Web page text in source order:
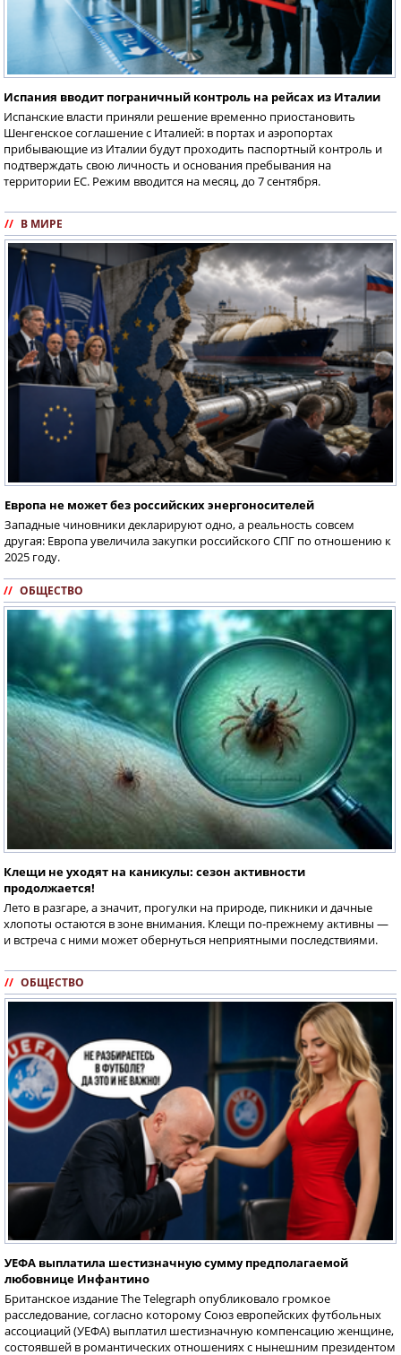
Испания вводит пограничный контроль на рейсах из Италии
Испанские власти приняли решение временно приостановить
Шенгенское соглашение с Италией: в портах и аэропортах
прибывающие из Италии будут проходить паспортный контроль и
подтверждать свою личность и основания пребывания на
территории ЕС. Режим вводится на месяц, до 7 сентября.
// В МИРЕ
Европа не может без российских энергоносителей
Западные чиновники декларируют одно, а реальность совсем
другая: Европа увеличила закупки российского СПГ по отношению к
2025 году.
// ОБЩЕСТВО
Клещи не уходят на каникулы: сезон активности
продолжается!
Лето в разгаре, а значит, прогулки на природе, пикники и дачные
хлопоты остаются в зоне внимания. Клещи по-прежнему активны —
и встреча с ними может обернуться неприятными последствиями.
// ОБЩЕСТВО
УЕФА выплатила шестизначную сумму предполагаемой
любовнице Инфантино
Британское издание The Telegraph опубликовало громкое
расследование, согласно которому Союз европейских футбольных
ассоциаций (УЕФА) выплатил шестизначную компенсацию женщине,
состоявшей в романтических отношениях с нынешним президентом